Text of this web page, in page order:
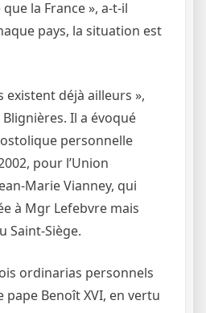
la France », a-t-il
pays, la situation est
existent déjà ailleurs »,
Il a évoqué
personnelle
pour l’Union
Marie Vianney, qui
à Mgr Lefebvre mais
Saint-Siège.
ordinarias personnels
pape Benoît XVI, en vertu